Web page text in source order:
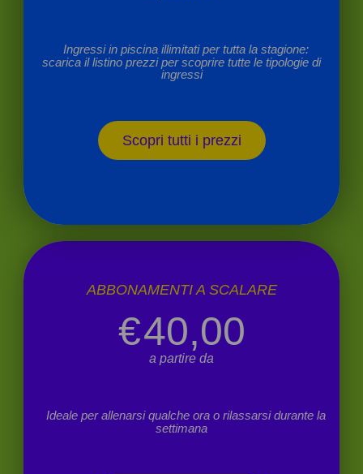
Ingressi in piscina illimitati per tutta la stagione:
scarica il listino prezzi per scoprire tutte le tipologie di
ingressi
Scopri tutti i prezzi
ABBONAMENTI A SCALARE
€40,00
a partire da
Ideale per allenarsi qualche ora o rilassarsi durante la
settimana